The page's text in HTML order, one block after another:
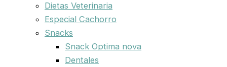
Dietas Veterinaria
Especial Cachorro
Snacks
Snack Optima nova
Dentales